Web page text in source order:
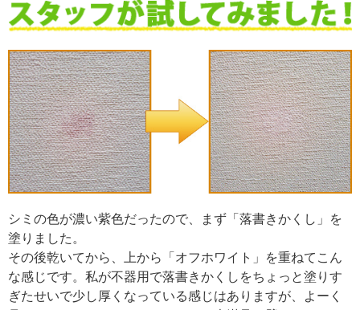
シミの色が濃い紫色だったので、まず「落書きかくし」を
塗りました。
その後乾いてから、上から「オフホワイト」を重ねてこん
な感じです。私が不器用で落書きかくしをちょっと塗りす
ぎたせいで少し厚くなっている感じはありますが、よーく